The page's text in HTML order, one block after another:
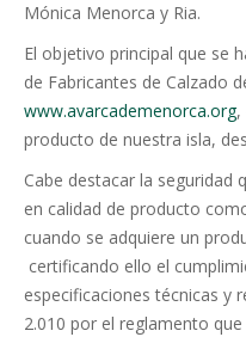
Mónica Menorca y Ria.
El objetivo principal que se
de Fabricantes de Calzado
www.avarcademenorca.org,
producto de nuestra isla,
Cabe destacar la seguridad
en calidad de producto
cuando se adquiere un
certificando ello el
especificaciones técnicas y
2.010 por el reglamento